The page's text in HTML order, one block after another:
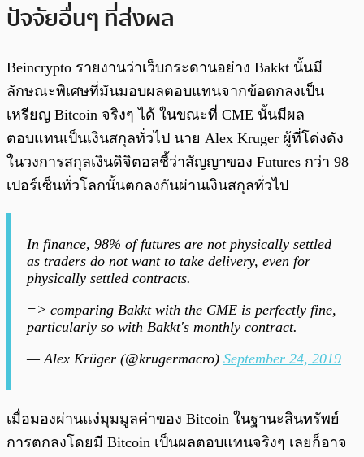
ปัจจัยอื่นๆ ที่ส่งผล
Beincrypto รายงานว่าเว็บกระดานอย่าง Bakkt นั้นมี
ลักษณะพิเศษที่มันมอบผลตอบแทนจากข้อตกลงเป็น
เหรียญ Bitcoin จริงๆ ได้ ในขณะที่ CME นั้นมีผล
ตอบแทนเป็นเงินสกุลทั่วไป นาย Alex Kruger ผู้ที่โด่งดัง
ในวงการสกุลเงินดิจิตอลชี้ว่าสัญญาของ Futures กว่า 98
เปอร์เซ็นทั่วโลกนั้นตกลงกันผ่านเงินสกุลทั่วไป
In finance, 98% of futures are not physically settled
as traders do not want to take delivery, even for
physically settled contracts.
=> comparing Bakkt with the CME is perfectly fine,
particularly so with Bakkt's monthly contract.
— Alex Krüger (@krugermacro) September 24, 2019
เมื่อมองผ่านแง่มุมมูลค่าของ Bitcoin ในฐานะสินทรัพย์
การตกลงโดยมี Bitcoin เป็นผลตอบแทนจริงๆ เลยก็อาจ